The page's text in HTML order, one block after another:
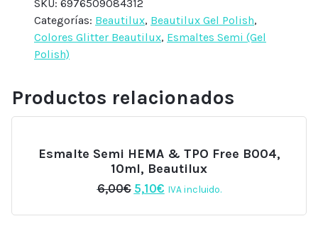
SKU: 6976509084312
Categorías: Beautilux, Beautilux Gel Polish,
Colores Glitter Beautilux, Esmaltes Semi (Gel
Polish)
Productos relacionados
Esmalte Semi HEMA & TPO Free B004,
10ml, Beautilux
6,00€ El
original
5,10€El
actual
IVA incluido.